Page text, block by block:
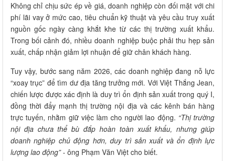
Không chỉ chịu sức ép về giá, doanh nghiệp còn đối mặt với chi
phí lãi vay ở mức cao, tiêu chuẩn kỹ thuật và yêu cầu truy xuất
nguồn gốc ngày càng khắt khe từ các thị trường xuất khẩu.
Trong bối cảnh đó, nhiều doanh nghiệp buộc phải thu hẹp sản
xuất, chấp nhận giảm lợi nhuận để giữ chân khách hàng.
Tuy vậy, bước sang năm 2026, các doanh nghiệp đang nỗ lực
“xoay trục” để tìm dư địa tăng trưởng mới. Với Việt Thắng Jean,
chiến lược được xác định là duy trì ổn định sản xuất trong quý I,
đồng thời đẩy mạnh thị trường nội địa và các kênh bán hàng
trực tuyến, nhằm giữ việc làm cho người lao động. “Thị trường
nội địa chưa thể bù đắp hoàn toàn xuất khẩu, nhưng giúp
doanh nghiệp chủ động hơn, duy trì sản xuất và ổn định lực
lượng lao động” - ông Phạm Văn Việt cho biết.